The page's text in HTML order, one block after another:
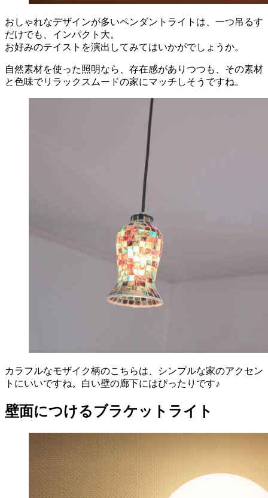
おしゃれなデザインが多いペンダントライトは、一つ吊るす
だけでも、インパクト大。
お好みのテイストを演出してみてはいかがでしょうか。
自然素材を使った照明なら、存在感がありつつも、その素材
と色味でリラックスムードの家にマッチしそうですね。
カラフルなモザイク柄のこちらは、シンプルな家のアクセン
トにいいですね。白い壁の廊下にはぴったりです♪
壁面につけるブラケットライト